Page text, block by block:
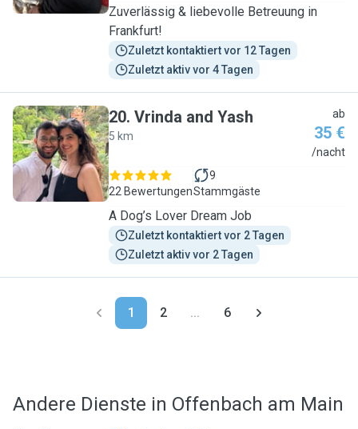
Zuverlässig & liebevolle Betreuung in
Frankfurt!
Zuletzt kontaktiert vor 12 Tagen
Zuletzt aktiv vor 4 Tagen
V
20. Vrinda and Yash
5 km
ab
35 €
/nacht
22 Bewertungen
9
Stammgäste
A Dog’s Lover Dream Job
Zuletzt kontaktiert vor 2 Tagen
Zuletzt aktiv vor 2 Tagen
1 2 ... 6
Andere Dienste in Offenbach am Main